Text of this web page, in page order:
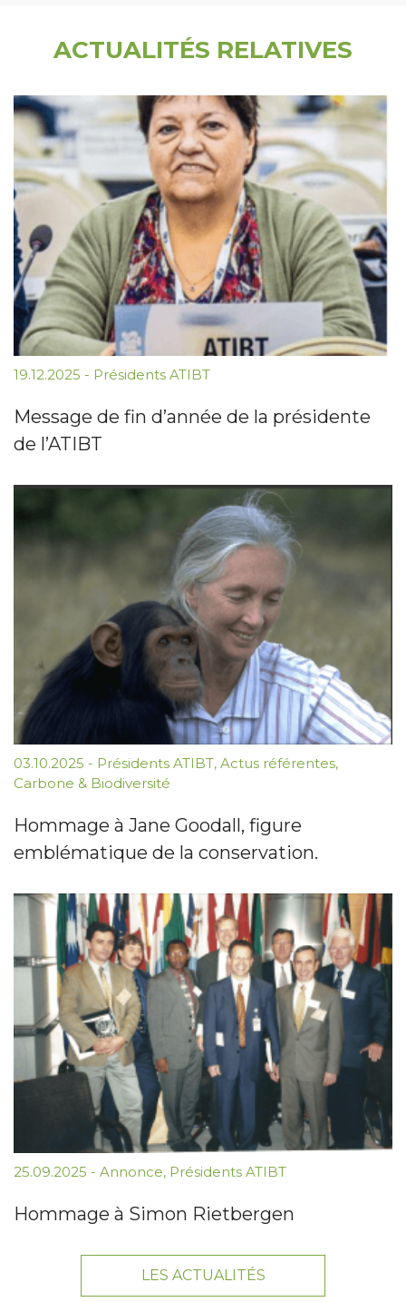
ACTUALITÉS RELATIVES
19.12.2025 - Présidents ATIBT
Message de fin d’année de la présidente
de l’ATIBT
03.10.2025 - Présidents ATIBT, Actus référentes,
Carbone & Biodiversité
Hommage à Jane Goodall, figure
emblématique de la conservation.
25.09.2025 - Annonce, Présidents ATIBT
Hommage à Simon Rietbergen
LES ACTUALITÉS